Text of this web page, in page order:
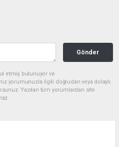
Gönder
etmiş bulunuyor ve
yorumunuzla ilgili doğrudan veya dolaylı
Yazılan tüm yorumlardan site